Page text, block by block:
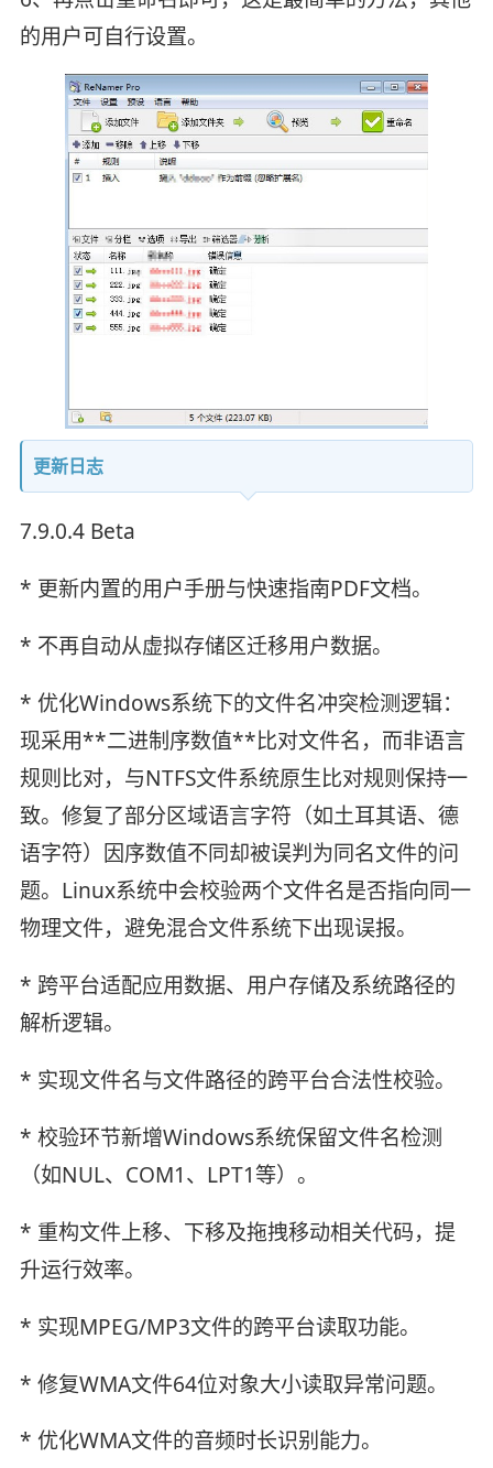
的用户可自行设置。
更新日志
7.9.0.4 Beta
* 更新内置的用户手册与快速指南PDF文档。
* 不再自动从虚拟存储区迁移用户数据。
* 优化Windows系统下的文件名冲突检测逻辑：
现采用**二进制序数值**比对文件名，而非语言
规则比对，与NTFS文件系统原生比对规则保持一
致。修复了部分区域语言字符（如土耳其语、德
语字符）因序数值不同却被误判为同名文件的问
题。Linux系统中会校验两个文件名是否指向同一
物理文件，避免混合文件系统下出现误报。
* 跨平台适配应用数据、用户存储及系统路径的
解析逻辑。
* 实现文件名与文件路径的跨平台合法性校验。
* 校验环节新增Windows系统保留文件名检测
（如NUL、COM1、LPT1等）。
* 重构文件上移、下移及拖拽移动相关代码，提
升运行效率。
* 实现MPEG/MP3文件的跨平台读取功能。
* 修复WMA文件64位对象大小读取异常问题。
* 优化WMA文件的音频时长识别能力。